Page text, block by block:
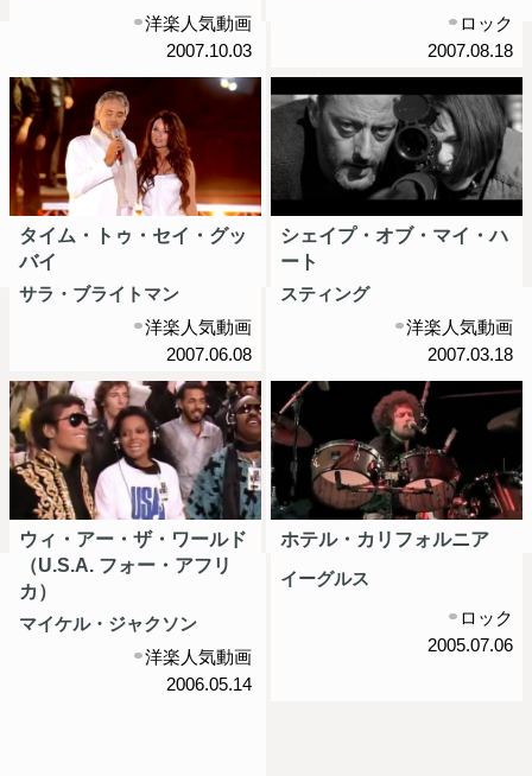
洋楽人気動画
2007.10.03
ロック
2007.08.18
タイム・トゥ・セイ・グッ
バイ
サラ・ブライトマン
洋楽人気動画
2007.06.08
シェイプ・オブ・マイ・ハ
ート
スティング
洋楽人気動画
2007.03.18
ウィ・アー・ザ・ワールド
（U.S.A. フォー・アフリ
カ）
マイケル・ジャクソン
洋楽人気動画
2006.05.14
ホテル・カリフォルニア
イーグルス
ロック
2005.07.06